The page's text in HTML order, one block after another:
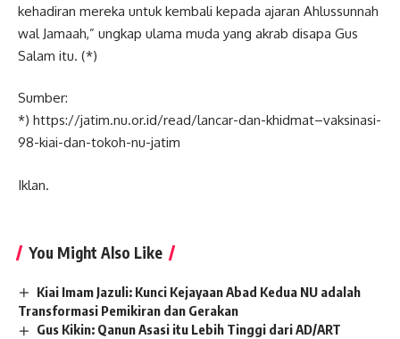
kehadiran mereka untuk kembali kepada ajaran Ahlussunnah
wal Jamaah,” ungkap ulama muda yang akrab disapa Gus
Salam itu. (*)
Sumber:
*) https://jatim.nu.or.id/read/lancar-dan-khidmat–vaksinasi-
98-kiai-dan-tokoh-nu-jatim
Iklan.
You Might Also Like
Kiai Imam Jazuli: Kunci Kejayaan Abad Kedua NU adalah
Transformasi Pemikiran dan Gerakan
Gus Kikin: Qanun Asasi itu Lebih Tinggi dari AD/ART